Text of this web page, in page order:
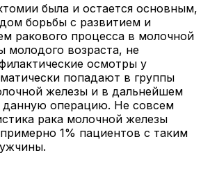
была и остается основным,
борьбы с развитием и
ракового процесса в молочной
возраста, не
осмотры у
попадают в группы
железы и в дальнейшем
данную операцию. Не совсем
рака молочной железы
1% пациентов с таким